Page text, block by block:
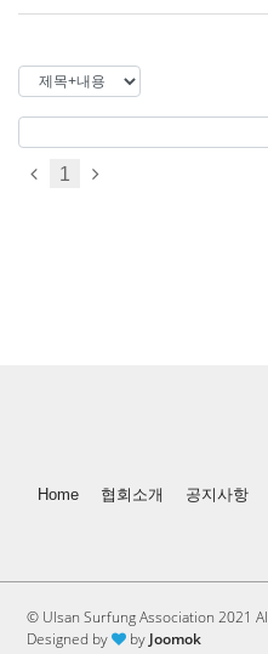
1
Home 협회소개 공지사항
© Ulsan Surfung Association 2021
Designed by
by Joomok